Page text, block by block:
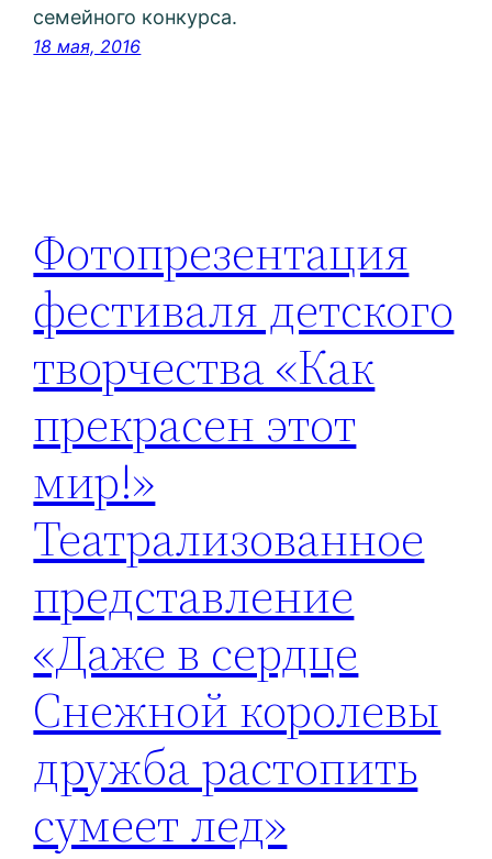
семейного конкурса.
18 мая, 2016
Фотопрезентация
фестиваля детского
творчества «Как
прекрасен этот
мир!»
Театрализованное
представление
«Даже в сердце
Снежной королевы
дружба растопить
сумеет лед»